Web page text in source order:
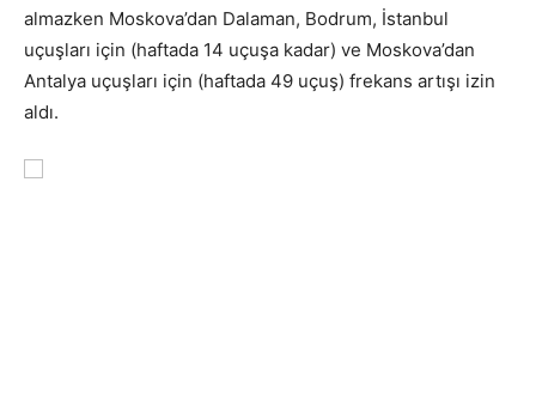
almazken Moskova’dan Dalaman, Bodrum, İstanbul
uçuşları için (haftada 14 uçuşa kadar) ve Moskova’dan
Antalya uçuşları için (haftada 49 uçuş) frekans artışı izin
aldı.